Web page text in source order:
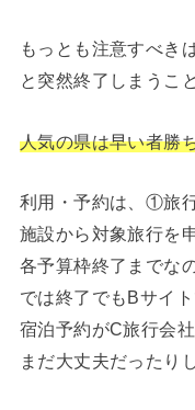
もっとも注意すべき
と突然終了しまうこ
人気の県は早い者勝
利用・予約は、①旅
施設から対象旅行を
各予算枠終了までな
では終了でもBサイ
宿泊予約がC旅行会
まだ大丈夫だったり